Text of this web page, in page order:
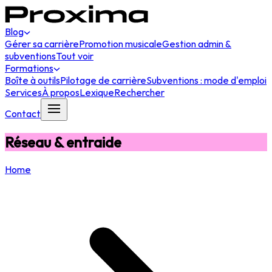
Blog
Gérer sa carrièrePromotion musicaleGestion admin &
subventionsTout voir
Formations
Boîte à outilsPilotage de carrièreSubventions : mode d'emploi
ServicesÀ proposLexiqueRechercher
Contact
Réseau & entraide
Home